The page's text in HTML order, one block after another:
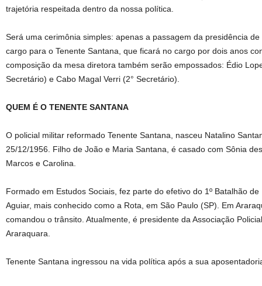
trajetória respeitada dentro da nossa política.
Será uma cerimônia simples: apenas a passagem da presidência
cargo para o Tenente Santana, que ficará no cargo por dois anos
composição da mesa diretora também serão empossados: Édio
Secretário) e Cabo Magal Verri (2° Secretário).
QUEM É O TENENTE SANTANA
O policial militar reformado Tenente Santana, nasceu Natalino
25/12/1956. Filho de João e Maria Santana, é casado com Sônia
Marcos e Carolina.
Formado em Estudos Sociais, fez parte do efetivo do 1º Batalhão
Aguiar, mais conhecido como a Rota, em São Paulo (SP). Em
comandou o trânsito. Atualmente, é presidente da Associação
Araraquara.
Tenente Santana ingressou na vida política após a sua